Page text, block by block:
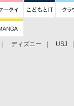
ディズニー USJ